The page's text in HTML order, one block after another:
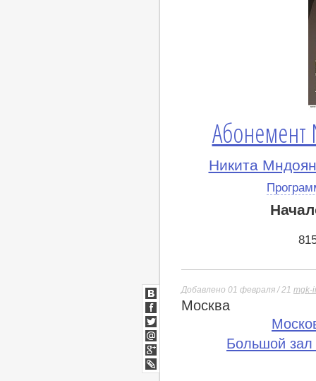
Никита
Добавлено 01 февраля / 21 mgk-
Москва
Большой зал
ВКонтакте
Facebook
Twitter
Мой
Мир
Google+
lj